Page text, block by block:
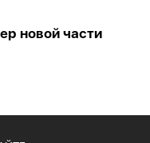
новой части